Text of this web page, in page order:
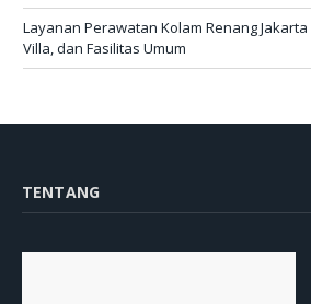
Layanan Perawatan Kolam Renang
Villa, dan Fasilitas Umum
TENTANG